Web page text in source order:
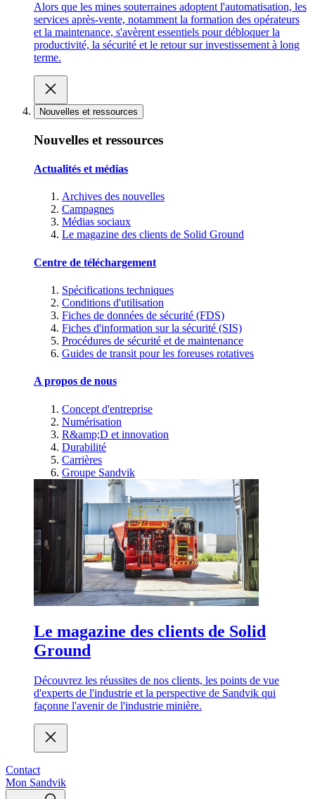
Alors que les mines souterraines adoptent l'automatisation, les
services après-vente, notamment la formation des opérateurs
et la maintenance, s'avèrent essentiels pour débloquer la
productivité, la sécurité et le retour sur investissement à long
terme.
Nouvelles et ressources
Nouvelles et ressources
Actualités et médias
Archives des nouvelles
Campagnes
Médias sociaux
Le magazine des clients de Solid Ground
Centre de téléchargement
Spécifications techniques
Conditions d'utilisation
Fiches de données de sécurité (FDS)
Fiches d'information sur la sécurité (SIS)
Procédures de sécurité et de maintenance
Guides de transit pour les foreuses rotatives
A propos de nous
Concept d'entreprise
Numérisation
R&amp;D et innovation
Durabilité
Carrières
Groupe Sandvik
Le magazine des clients de Solid
Ground
Découvrez les réussites de nos clients, les points de vue
d'experts de l'industrie et la perspective de Sandvik qui
façonne l'avenir de l'industrie minière.
Contact
Mon Sandvik